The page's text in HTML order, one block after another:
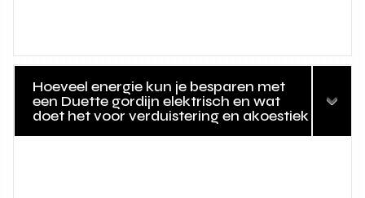
Hoeveel energie kun je besparen met
een Duette gordijn elektrisch en wat
doet het voor verduistering en akoestiek